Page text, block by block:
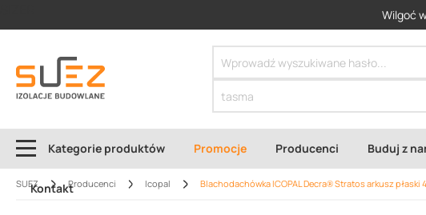
Wilgoć
Kategorie produktów Promocje Producenci Buduj z
Kontakt
SUEZ Producenci Icopal Blachodachówka ICOPAL Decra® Stratos arkusz płaski